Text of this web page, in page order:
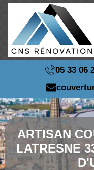
05 33 06
ARTISAN
LATRESNE